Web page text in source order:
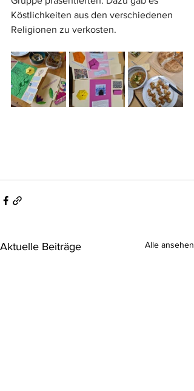
Köstlichkeiten aus den verschiedenen
Religionen zu verkosten.
Aktuelle Beiträge Alle ansehen